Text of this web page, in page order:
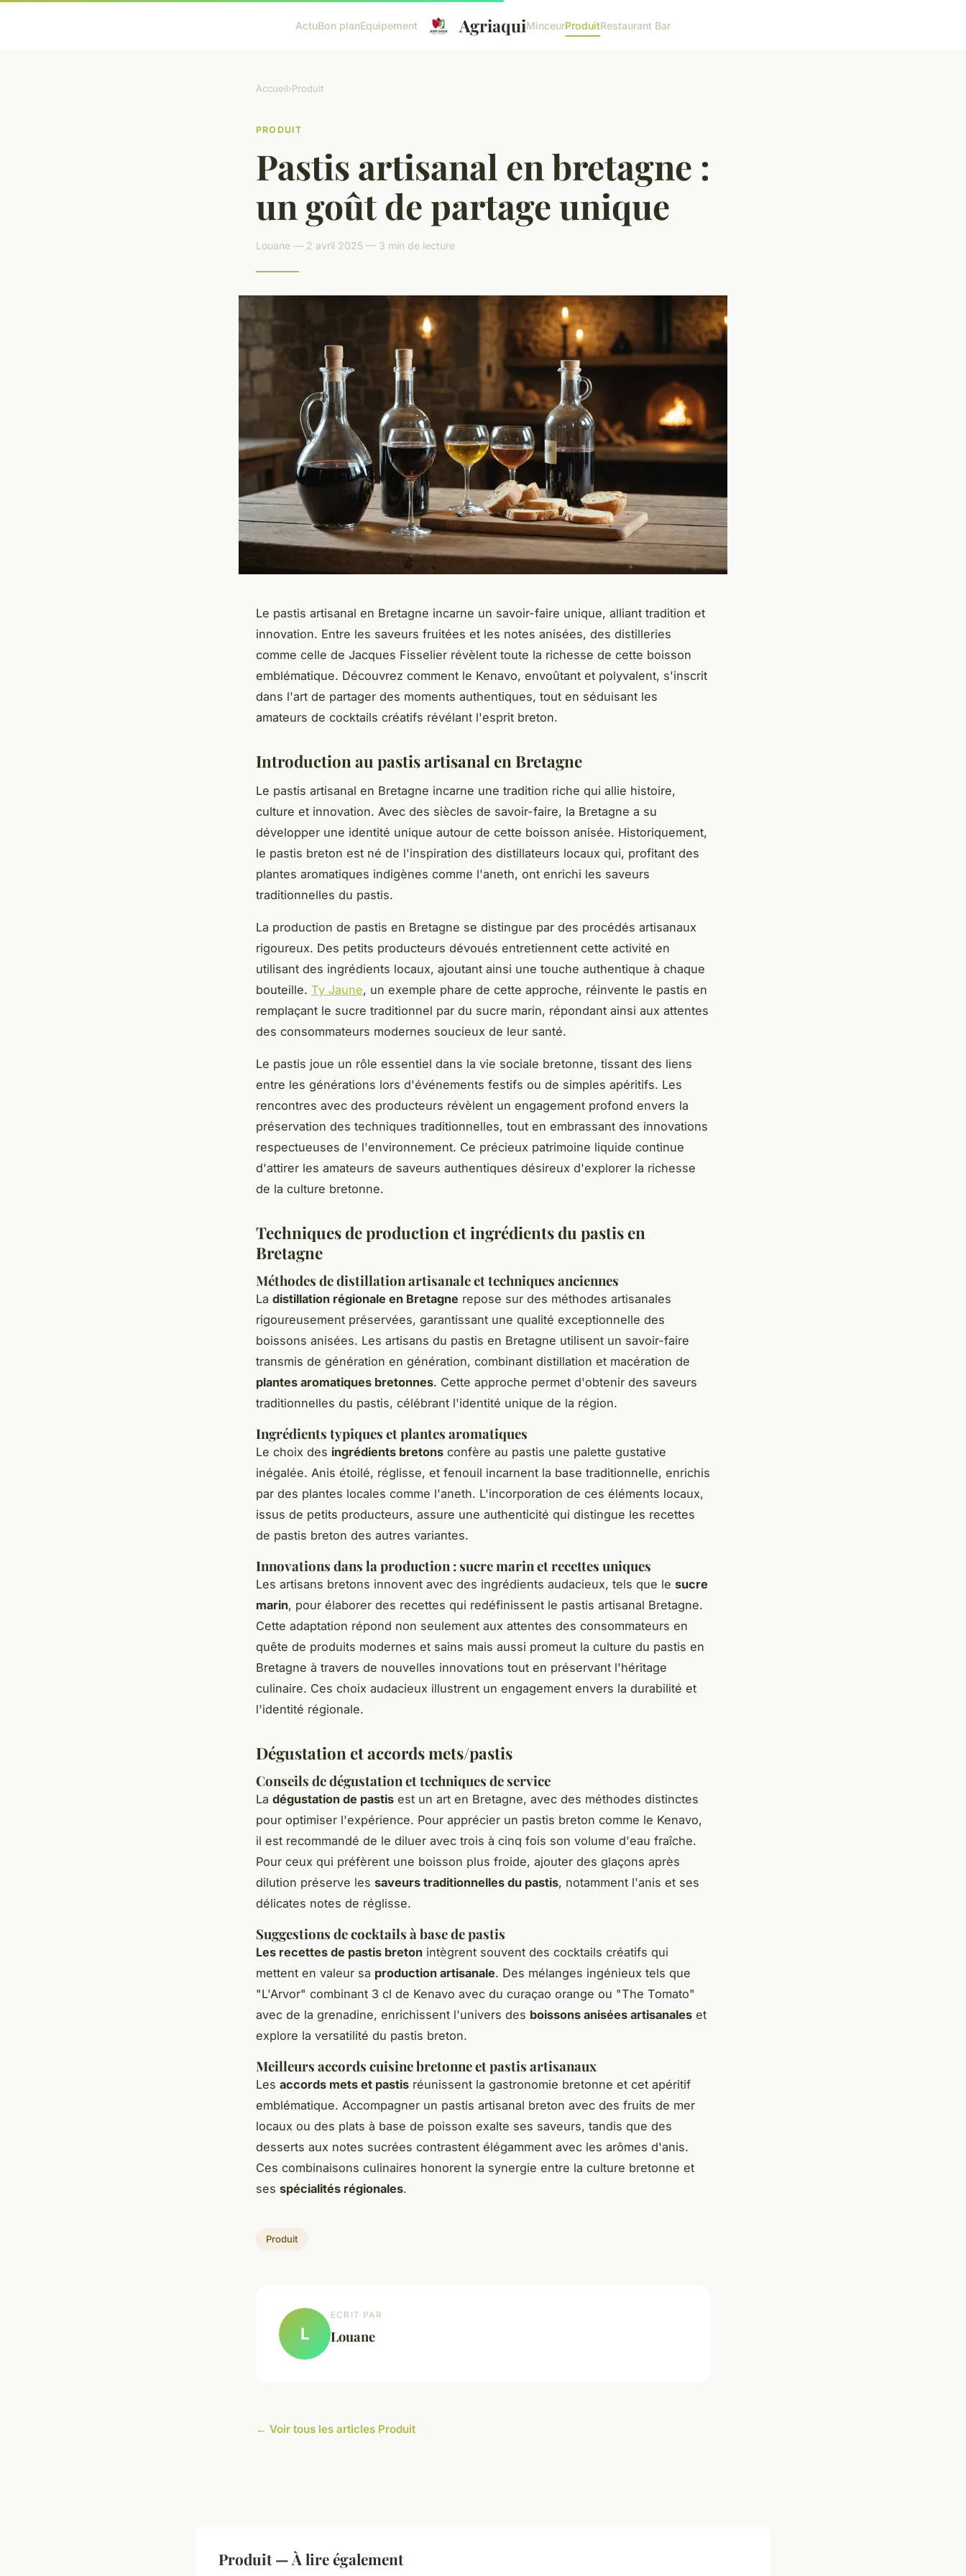
ActuBon planEquipement AgriaquiMinceurProduitRestaurant Bar
Accueil›Produit
PRODUIT
Pastis artisanal en bretagne :
un goût de partage unique
Louane — 2 avril 2025 — 3 min de lecture
Le pastis artisanal en Bretagne incarne un savoir-faire unique, alliant tradition et
innovation. Entre les saveurs fruitées et les notes anisées, des distilleries
comme celle de Jacques Fisselier révèlent toute la richesse de cette boisson
emblématique. Découvrez comment le Kenavo, envoûtant et polyvalent, s'inscrit
dans l'art de partager des moments authentiques, tout en séduisant les
amateurs de cocktails créatifs révélant l'esprit breton.
Introduction au pastis artisanal en Bretagne
Le pastis artisanal en Bretagne incarne une tradition riche qui allie histoire,
culture et innovation. Avec des siècles de savoir-faire, la Bretagne a su
développer une identité unique autour de cette boisson anisée. Historiquement,
le pastis breton est né de l'inspiration des distillateurs locaux qui, profitant des
plantes aromatiques indigènes comme l'aneth, ont enrichi les saveurs
traditionnelles du pastis.
La production de pastis en Bretagne se distingue par des procédés artisanaux
rigoureux. Des petits producteurs dévoués entretiennent cette activité en
utilisant des ingrédients locaux, ajoutant ainsi une touche authentique à chaque
bouteille. Ty Jaune, un exemple phare de cette approche, réinvente le pastis en
remplaçant le sucre traditionnel par du sucre marin, répondant ainsi aux attentes
des consommateurs modernes soucieux de leur santé.
Le pastis joue un rôle essentiel dans la vie sociale bretonne, tissant des liens
entre les générations lors d'événements festifs ou de simples apéritifs. Les
rencontres avec des producteurs révèlent un engagement profond envers la
préservation des techniques traditionnelles, tout en embrassant des innovations
respectueuses de l'environnement. Ce précieux patrimoine liquide continue
d'attirer les amateurs de saveurs authentiques désireux d'explorer la richesse
de la culture bretonne.
Techniques de production et ingrédients du pastis en
Bretagne
Méthodes de distillation artisanale et techniques anciennes
La distillation régionale en Bretagne repose sur des méthodes artisanales
rigoureusement préservées, garantissant une qualité exceptionnelle des
boissons anisées. Les artisans du pastis en Bretagne utilisent un savoir-faire
transmis de génération en génération, combinant distillation et macération de
plantes aromatiques bretonnes. Cette approche permet d'obtenir des saveurs
traditionnelles du pastis, célébrant l'identité unique de la région.
Ingrédients typiques et plantes aromatiques
Le choix des ingrédients bretons confère au pastis une palette gustative
inégalée. Anis étoilé, réglisse, et fenouil incarnent la base traditionnelle, enrichis
par des plantes locales comme l'aneth. L'incorporation de ces éléments locaux,
issus de petits producteurs, assure une authenticité qui distingue les recettes
de pastis breton des autres variantes.
Innovations dans la production : sucre marin et recettes uniques
Les artisans bretons innovent avec des ingrédients audacieux, tels que le sucre
marin, pour élaborer des recettes qui redéfinissent le pastis artisanal Bretagne.
Cette adaptation répond non seulement aux attentes des consommateurs en
quête de produits modernes et sains mais aussi promeut la culture du pastis en
Bretagne à travers de nouvelles innovations tout en préservant l'héritage
culinaire. Ces choix audacieux illustrent un engagement envers la durabilité et
l'identité régionale.
Dégustation et accords mets/pastis
Conseils de dégustation et techniques de service
La dégustation de pastis est un art en Bretagne, avec des méthodes distinctes
pour optimiser l'expérience. Pour apprécier un pastis breton comme le Kenavo,
il est recommandé de le diluer avec trois à cinq fois son volume d'eau fraîche.
Pour ceux qui préfèrent une boisson plus froide, ajouter des glaçons après
dilution préserve les saveurs traditionnelles du pastis, notamment l'anis et ses
délicates notes de réglisse.
Suggestions de cocktails à base de pastis
Les recettes de pastis breton intègrent souvent des cocktails créatifs qui
mettent en valeur sa production artisanale. Des mélanges ingénieux tels que
"L'Arvor" combinant 3 cl de Kenavo avec du curaçao orange ou "The Tomato"
avec de la grenadine, enrichissent l'univers des boissons anisées artisanales et
explore la versatilité du pastis breton.
Meilleurs accords cuisine bretonne et pastis artisanaux
Les accords mets et pastis réunissent la gastronomie bretonne et cet apéritif
emblématique. Accompagner un pastis artisanal breton avec des fruits de mer
locaux ou des plats à base de poisson exalte ses saveurs, tandis que des
desserts aux notes sucrées contrastent élégamment avec les arômes d'anis.
Ces combinaisons culinaires honorent la synergie entre la culture bretonne et
ses spécialités régionales.
Produit
L
ECRIT PAR
Louane
← Voir tous les articles Produit
Produit — À lire également